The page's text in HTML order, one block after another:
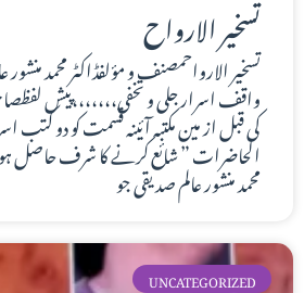
تسخير الارواح
تسخير الارواحمصنف و مؤلفڈاکٹر محمد منشور
واقف اسرار جلی و تخفی،،،،،،،پیش
کی قبل از مین مکتبه آئینه قسمت کو دو کتب
الحاضرات ” شائع کرنے کا شرف حاصل
محمد منشور عالم صدیقی جو
UNCATEGORIZED